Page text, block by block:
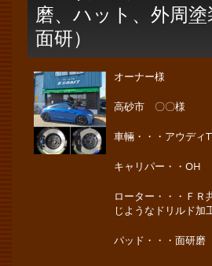
磨、ハット、外周
面研）
オーナー様
高砂市 〇〇様
車輛・・・アウディ
キャリパー・・OH
ローター・・・ＦＲ
じようなドリルド加
パッド・・・面研磨